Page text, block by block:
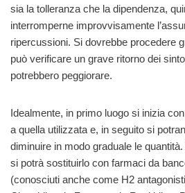
sia la tolleranza che la dipendenza,
interromperne improvvisamente
ripercussioni. Si dovrebbe procedere
può verificare un grave ritorno dei
potrebbero peggiorare.
Idealmente, in primo luogo si inizia
a quella utilizzata e, in seguito si
diminuire in modo graduale le
si potrà sostituirlo con farmaci da
(conosciuti anche come H2